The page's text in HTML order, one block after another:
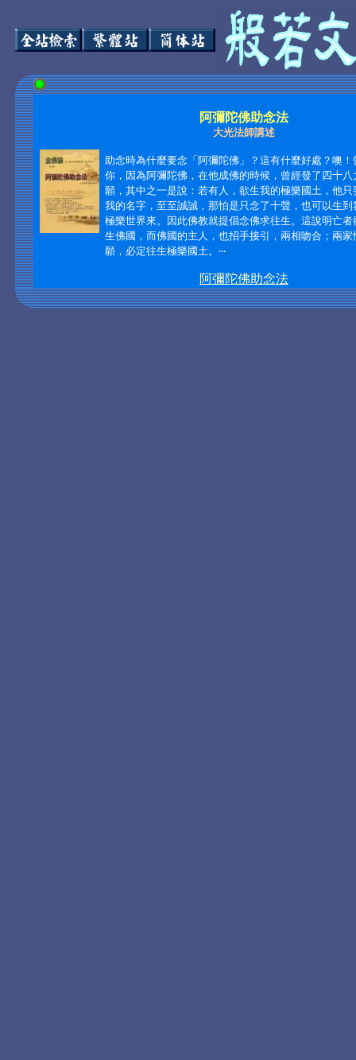
阿彌陀佛助念法
大光法師講述
助念時為什麼要念「阿彌陀佛」？這有什麼好處？噢！
你，因為阿彌陀佛，在他成佛的時候，曾經發了四十八
願，其中之一是說：若有人，欲生我的極樂國土，他只
我的名字，至至誠誠，那怕是只念了十聲，也可以生到
極樂世界來。因此佛教就提倡念佛求往生。這說明亡者
生佛國，而佛國的主人，也招手接引，兩相吻合；兩家
願，必定往生極樂國土。‧‧‧
阿彌陀佛助念法